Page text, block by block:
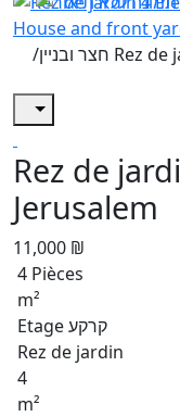
Rez de
Jerusalem
11,000 ₪
4 Pièces
m²
Etage קרקע
Rez de jardin
4
m²